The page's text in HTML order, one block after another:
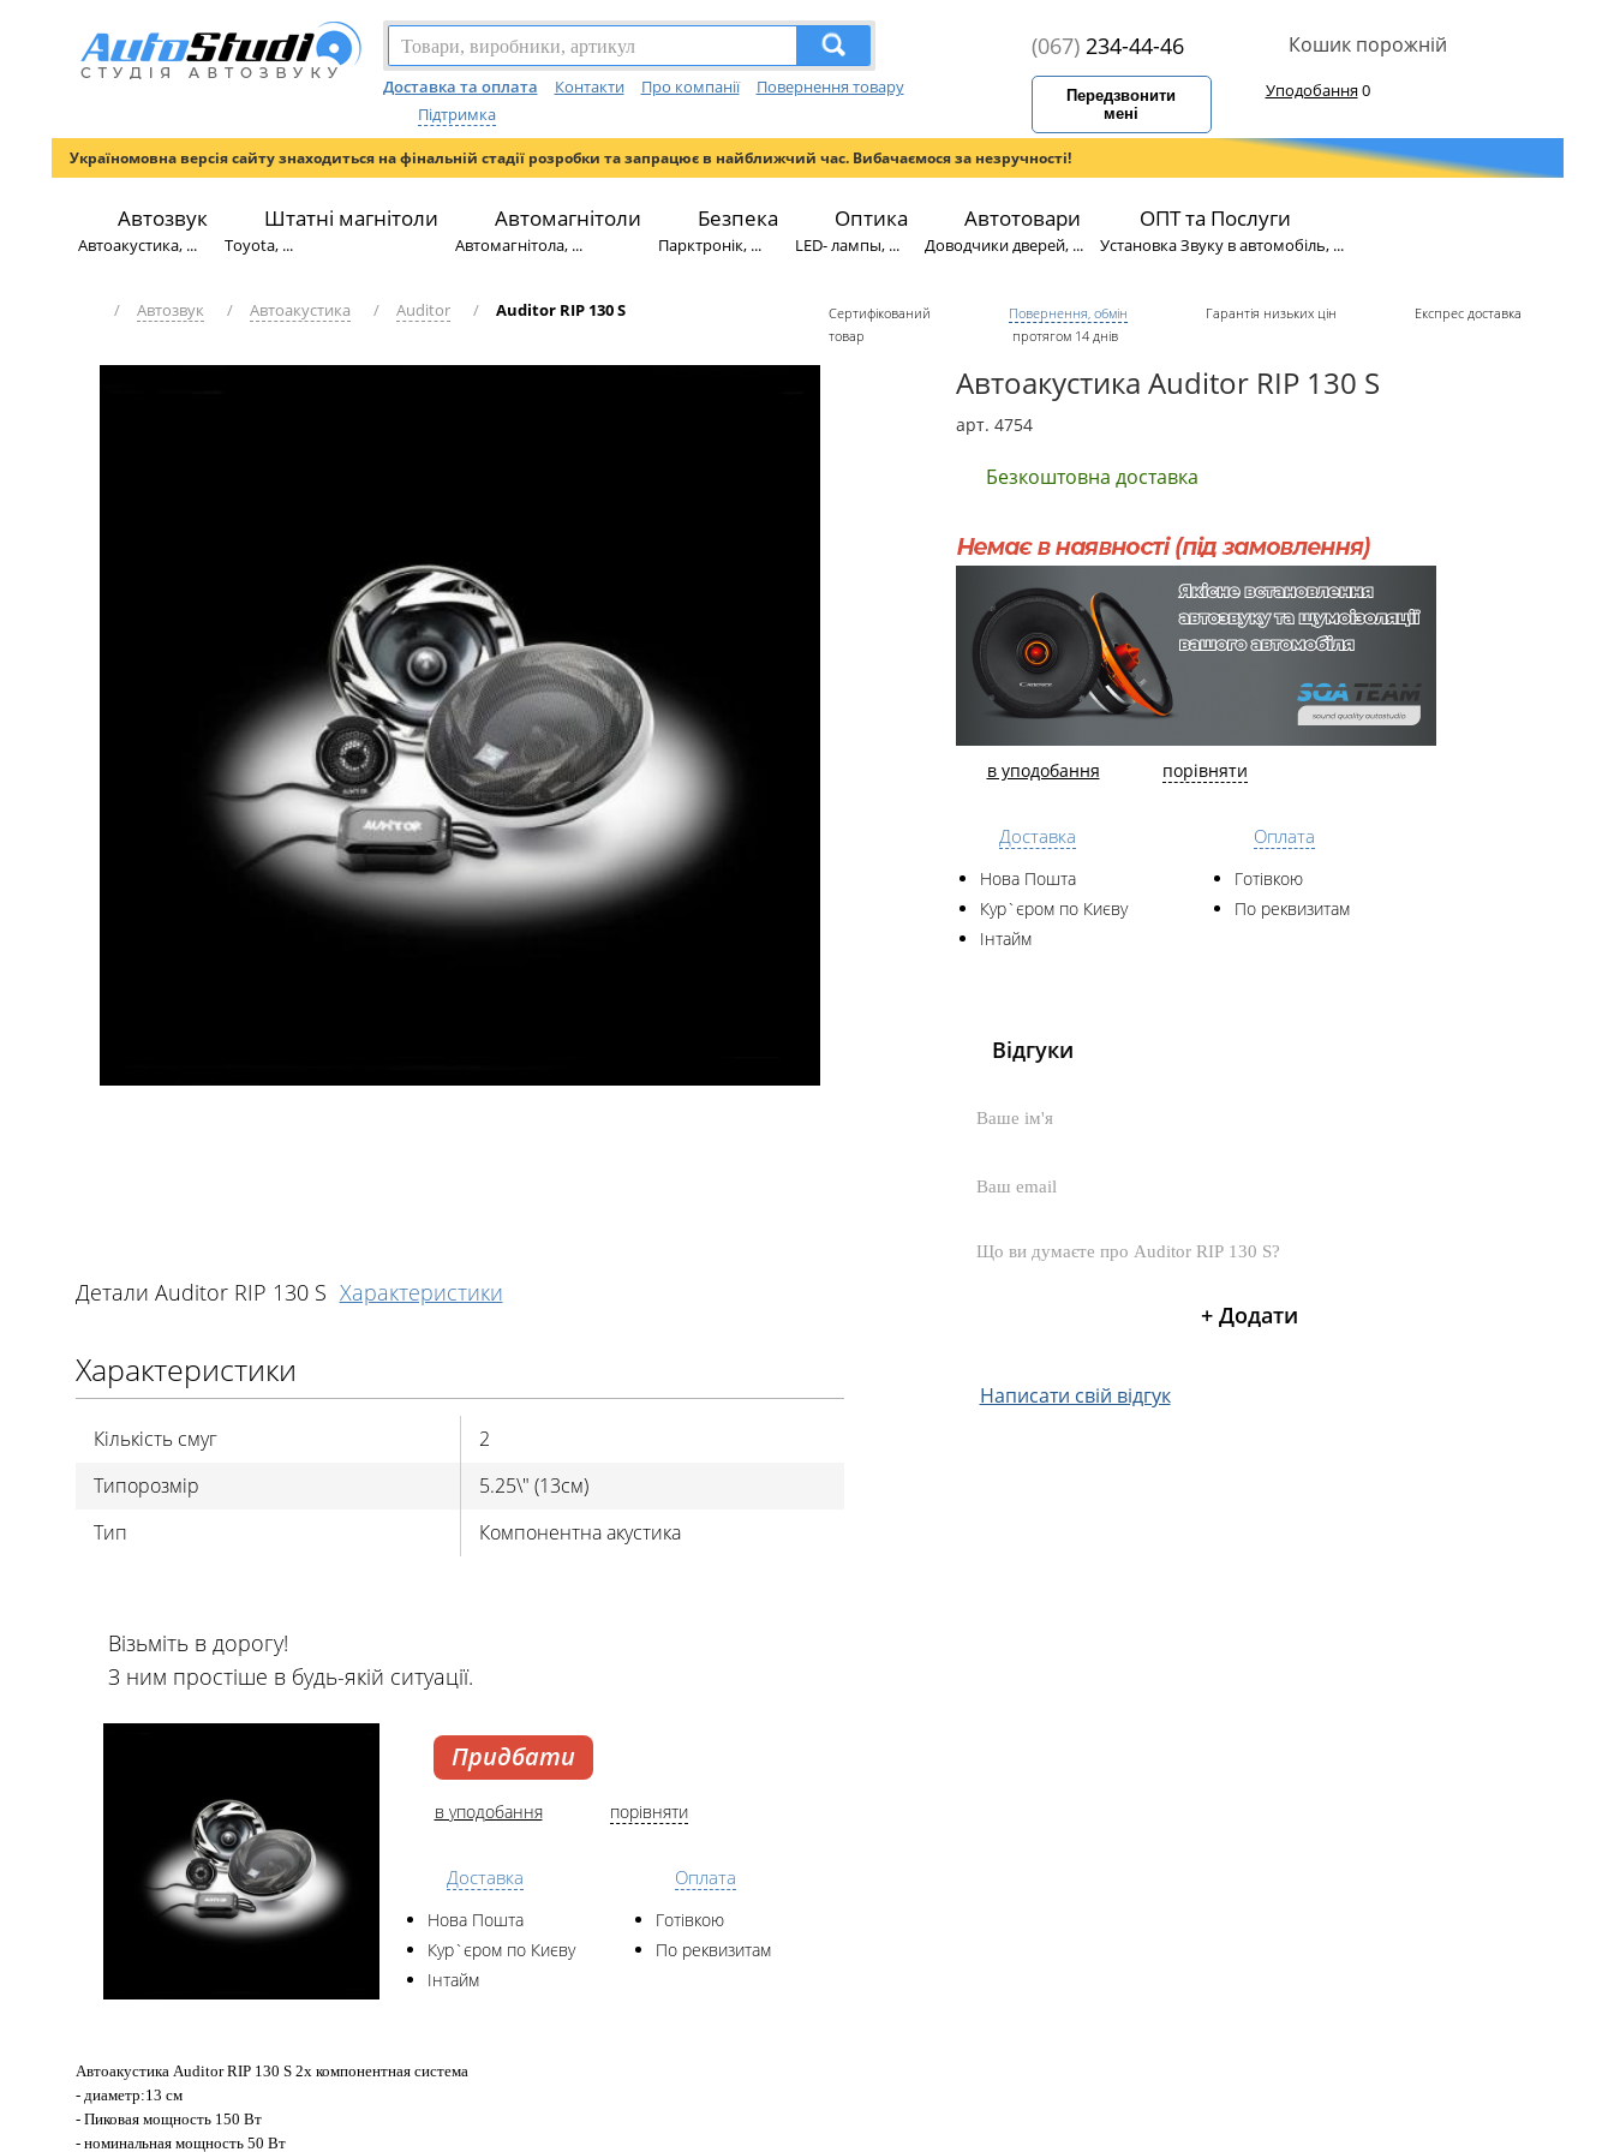
Доставка та оплата Контакти Про компанії
Повернення товару
Підтримка
(067)234-44-46
Передзвонити
мені
Кошик порожній
Уподобання0
Україномовна версія сайту знаходиться на фінальній стадії розробки та запрацює в найближчий час. Вибачаємося за незручності!
Автозвук
Автоакустика, ...
Штатні магнітоли
Toyota, ...
Автомагнітоли
Автомагнітола, ...
Безпека
Парктронік, ...
Оптика
LED- лампы, ...
Автотовари
Доводчики дверей, ...
ОПТ та Послуги
Установка Звуку в автомобіль, ...
/ Автозвук / Автоакустика / Auditor / Auditor RIP 130 S
Сертифікований
товар
Повернення, обмін
протягом 14 днів
Гарантія низьких цін Експрес доставка
Детали Auditor RIP 130 S Характеристики
Характеристики
Кількість смуг
2
Типорозмір
5.25\" (13см)
Тип
Компонентна акустика
Візьміть в дорогу!
З ним простіше в будь-якій ситуації.
Придбати
в уподобання порівняти
Доставка
Нова Пошта
Кур`єром по Києву
Інтайм
Оплата
Готівкою
По реквизитам
Автоакустика Auditor RIP 130 S 2х компонентная система
- диаметр:13 см
- Пиковая мощность 150 Вт
- номинальная мощность 50 Вт
Автоакустика Auditor RIP 130 S
арт. 4754
Безкоштовна доставка
в уподобання порівняти
Доставка
Нова Пошта
Кур`єром по Києву
Інтайм
Оплата
Готівкою
По реквизитам
Відгуки
Написати свій відгук